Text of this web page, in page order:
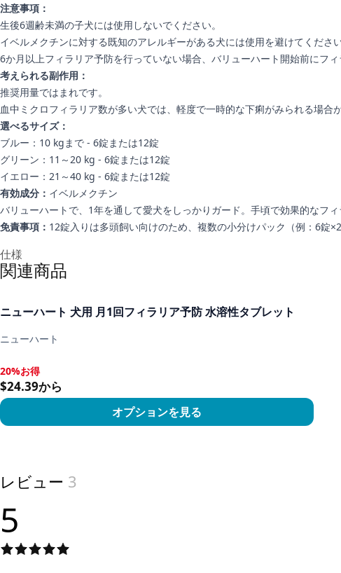
注意事項：
生後6週齢未満の子犬には使用しないでください。
イベルメクチンに対する既知のアレルギーがある犬には使用を避けてください
6か月以上フィラリア予防を行っていない場合、バリューハート開始前にフィ
考えられる副作用：
推奨用量ではまれです。
血中ミクロフィラリア数が多い犬では、軽度で一時的な下痢がみられる場合が
選べるサイズ：
ブルー：10 kgまで - 6錠または12錠
グリーン：11～20 kg - 6錠または12錠
イエロー：21～40 kg - 6錠または12錠
有効成分： イベルメクチン
バリューハートで、1年を通して愛犬をしっかりガード。手頃で効果的なフィ
免責事項： 12錠入りは多頭飼い向けのため、複数の小分けパック（例：6錠
仕様
関連商品
ニューハート 犬用 月1回フィラリア予防 水溶性タブレット
ニューハート
20%お得, $24.39から
20%お得
$24.39から
オプションを見る
レビュー 3
5